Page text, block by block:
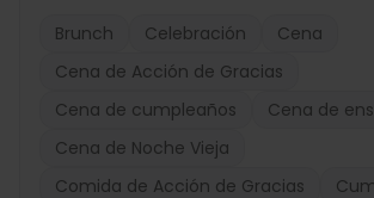
Brunch Celebración
Cena
Cena de Acción de Gracias
Cena de cumpleaños
Cena de
Cena de Noche Vieja
Comida de Acción de Gracias